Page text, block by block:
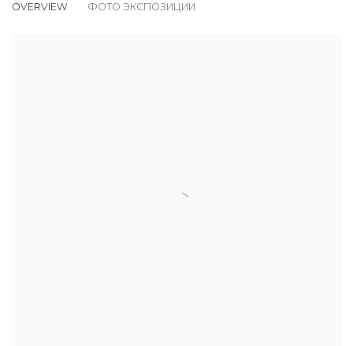
OVERVIEW ФОТО ЭКСПОЗИЦИИ